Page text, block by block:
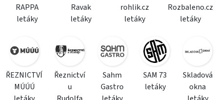
RAPPA
letáky
Ravak
letáky
rohlik.cz
letáky
Rozbaleno.cz
letáky
ŘEZNICTVÍ
MÚÚÚ
Řeznictví
u
Sahm
Gastro
SAM 73
letáky
Skladová
okna